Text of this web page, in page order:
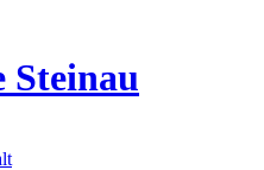
Steinau